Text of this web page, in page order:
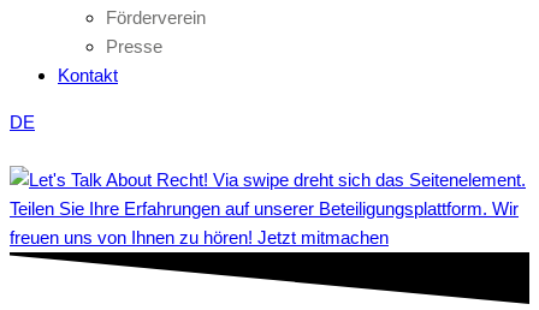
Förderverein
Presse
Kontakt
DE
Teilen Sie Ihre Erfahrungen auf unserer Beteiligungsplattform. Wir
freuen uns von Ihnen zu hören! Jetzt mitmachen